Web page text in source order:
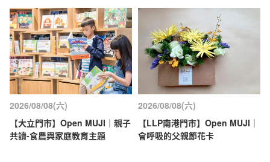
2026/08/08(六)
【大立門市】Open MUJI｜親子
共讀-食農與家庭教育主題
2026/08/08(六)
【LLP南港門市】Open MUJI｜
會呼吸的父親節花卡